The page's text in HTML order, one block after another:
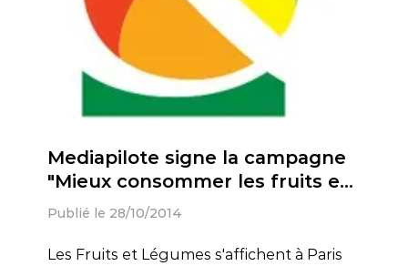
Mediapilote signe la campagne
"Mieux consommer les fruits et
légumes Frais" pour INTERFEL.
Publié le 28/10/2014
Les Fruits et Légumes s'affichent à Paris